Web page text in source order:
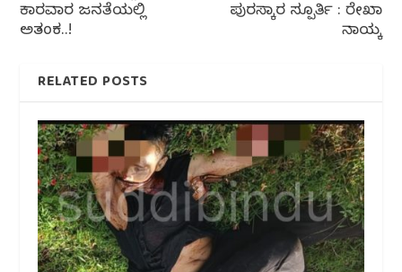
ಕಾರವಾರ ಜನತೆಯಲ್ಲಿ
ಅತಂಕ..!
ಪುರಸ್ಕಾರ ಸ್ಪೂರ್ತಿ : ರೇಖಾ
ನಾಯ್ಕ
RELATED POSTS